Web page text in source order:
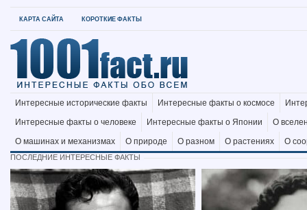
КАРТА САЙТА КОРОТКИЕ ФАКТЫ
Интересные исторические факты Интересные факты о космосе
Интересные факты о человеке
Интересные факты о Японии
О
О машинах и механизмах
О природе О разном О растениях О
ПОСЛЕДНИЕ ИНТЕРЕСНЫЕ ФАКТЫ